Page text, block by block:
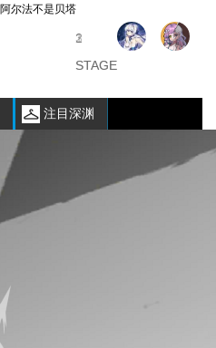
阿尔法不是贝塔
注目深渊
1
STAGE
2
STAGE
3
STAGE